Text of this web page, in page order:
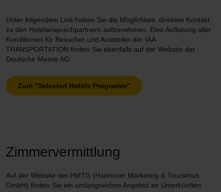
Unter folgendem Link haben Sie die Möglichkeit, direkten Kontakt
zu den Hotelansprechpartnern aufzunehmen. Eine Auflistung aller
Konditionen für Besucher und Aussteller der IAA
TRANSPORTATION finden Sie ebenfalls auf der Website der
Deutsche Messe AG:
Zum "Selected Hotels Programm"
Zimmervermittlung
Auf der Website der HMTG (Hannover Marketing & Tourismus
GmbH) finden Sie ein umfangreiches Angebot an Unterkünften